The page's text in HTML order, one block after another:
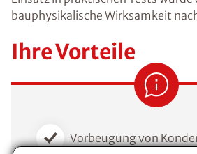
bauphysikalische Wirksamkeit
Ihre Vorteile
Vorbeugung von